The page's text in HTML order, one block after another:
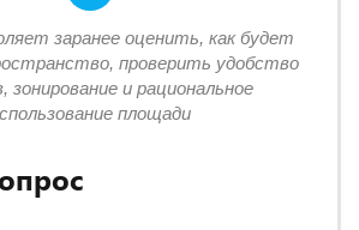
заранее оценить, как будет
проверить удобство
зонирование и рациональное
площади